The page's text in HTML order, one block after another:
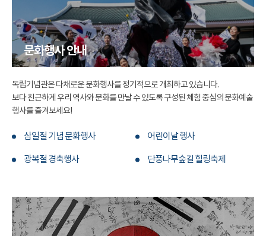
문화행사 안내
독립기념관은 다채로운 문화행사를 정기적으로 개최하고 있습니다.
보다 친근하게 우리 역사와 문화를 만날 수 있도록 구성된 체험 중심의 문화예술
행사를 즐겨보세요!
삼일절 기념 문화행사 어린이날 행사
광복절 경축행사 단풍나무숲길 힐링축제